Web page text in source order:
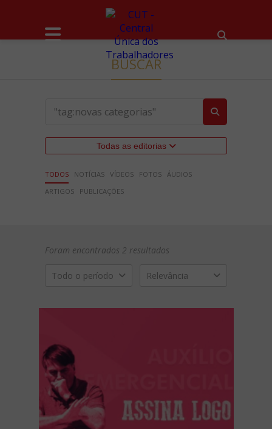
BUSCAR
Todas as editorias
TODOS NOTÍCIAS VÍDEOS FOTOS ÁUDIOS
ARTIGOS
PUBLICAÇÕES
Foram encontrados 2 resultados
Todo o período Relevância